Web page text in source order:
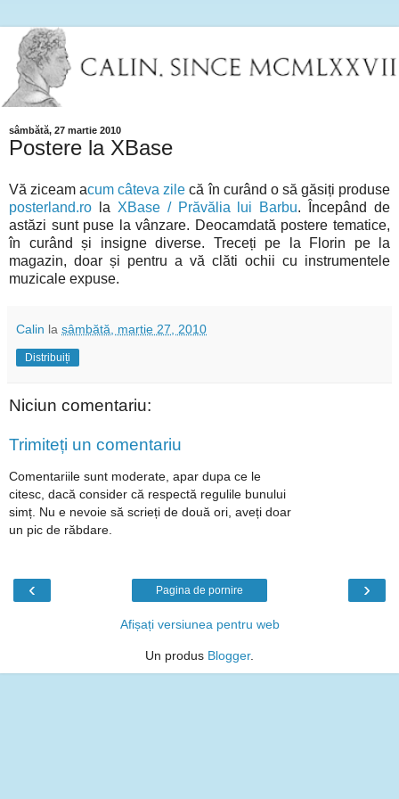
sâmbătă, 27 martie 2010
Postere la XBase
Vă ziceam acum câteva zile că în curând o să găsiți produse
posterland.ro la XBase / Prăvălia lui Barbu. Începând de
astăzi sunt puse la vânzare. Deocamdată postere tematice,
în curând și insigne diverse. Treceți pe la Florin pe la
magazin, doar și pentru a vă clăti ochii cu instrumentele
muzicale expuse.
Calin la sâmbătă, martie 27, 2010
Distribuiți
Niciun comentariu:
Trimiteți un comentariu
Comentariile sunt moderate, apar dupa ce le
citesc, dacă consider că respectă regulile bunului
simț. Nu e nevoie să scrieți de două ori, aveți doar
un pic de răbdare.
‹ ›
Pagina de pornire
Afișați versiunea pentru web
Un produs Blogger.